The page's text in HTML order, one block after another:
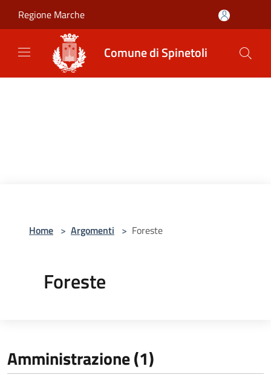
Regione Marche
Comune di Spinetoli
Home > Argomenti > Foreste
Foreste
Amministrazione (1)